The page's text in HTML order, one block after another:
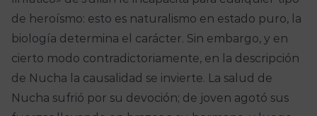
de heroísmo: esto es naturalismo en estado puro, la
biología determina el carácter. Sin embargo, y en
cierto modo contradictoriamente, en la descripción
de Nucha la causalidad se invierte. La salud de
Nucha sufrió por su devoción; de joven agotó sus